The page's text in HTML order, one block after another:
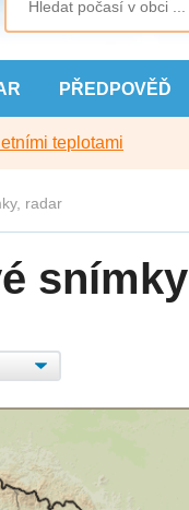
PŘEDPOVĚĎ
teplotami
radar
snímky